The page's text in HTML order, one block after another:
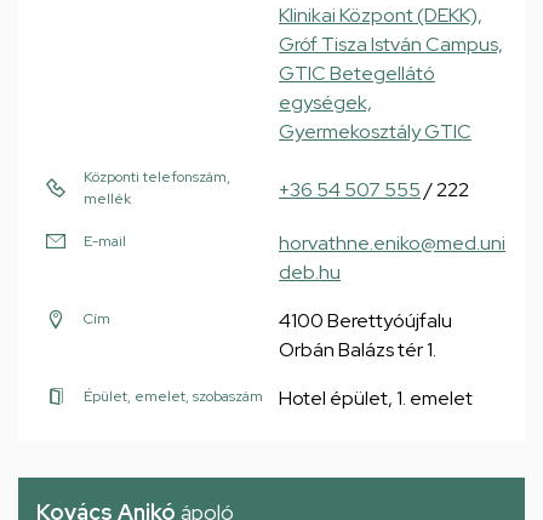
Klinikai Központ (DEKK),
Gróf Tisza István Campus,
GTIC Betegellátó
egységek,
Gyermekosztály GTIC
Központi telefonszám,
mellék
+36 54 507 555/ 222
E-mail
horvathne.eniko@med.uni
deb.hu
Cím
4100 Berettyóújfalu
Orbán Balázs tér 1.
Épület, emelet, szobaszám Hotel épület, 1. emelet
Kovács Anikó ápoló